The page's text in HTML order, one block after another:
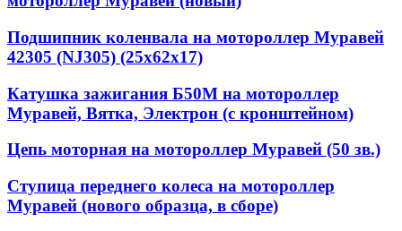
Подшипник коленвала на мотороллер Муравей
42305 (NJ305) (25x62x17)
Катушка зажигания Б50М на мотороллер
Муравей, Вятка, Электрон (с кронштейном)
Цепь моторная на мотороллер Муравей (50 зв.)
Ступица переднего колеса на мотороллер
Муравей (нового образца, в сборе)